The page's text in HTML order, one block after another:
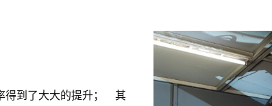
得到了大大的提升； 其